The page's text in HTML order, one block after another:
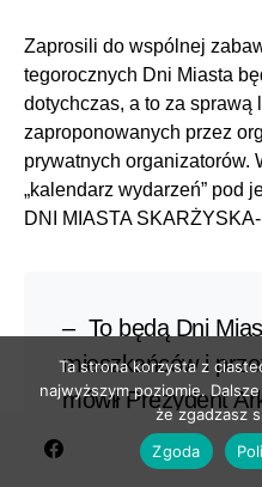
Zaprosili do wspólnej
tegorocznych Dni Miasta
dotychczas, a to za sprawą
zaproponowanych przez
prywatnych organizatorów.
„kalendarz wydarzeń” pod
DNI MIASTA
– To będą Dni
mieszkańców i
mówił Prezydent
Ta strona korzysta z
najwyższym poziomie.
że zgadzasz
Zgoda